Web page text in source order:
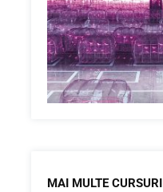
MAI MULTE CURSURI